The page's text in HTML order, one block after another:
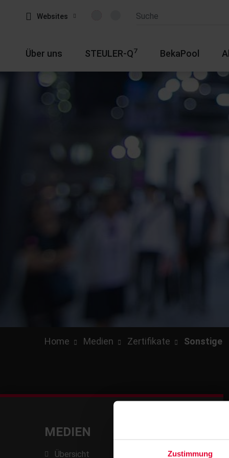
Zustimmung
Websites
Über uns STEULER-Q7 BekaPool
Home Medien Zertifikate Sonstige
MEDIEN
Übersicht